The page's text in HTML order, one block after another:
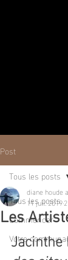
Post
Tous les posts
Commencer
Votre
Tous les posts
Les
diane houde
11 juil. 2019